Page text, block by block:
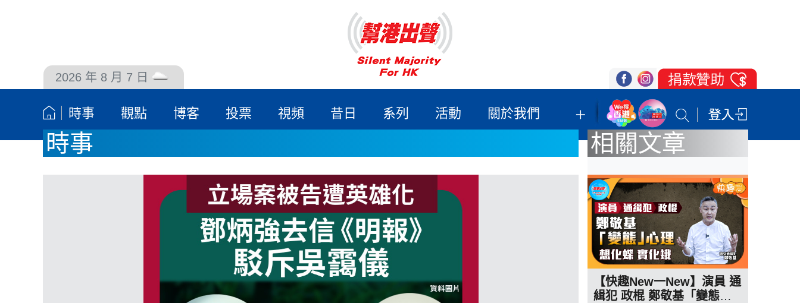
2026 年 8 月 7 日
時事 觀點 博客 投票 視頻 昔日 系列 活動 關於我們 我們的立場 登記支持 聯絡我們
時事 相關文章
【快趣New一New】演員 通
緝犯 政棍 鄭敬基「變態」